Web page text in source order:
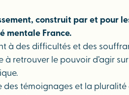
construit par et pour
mentale France.
à des difficultés et des
retrouver le pouvoir d’agir sur
des témoignages et la pluralité